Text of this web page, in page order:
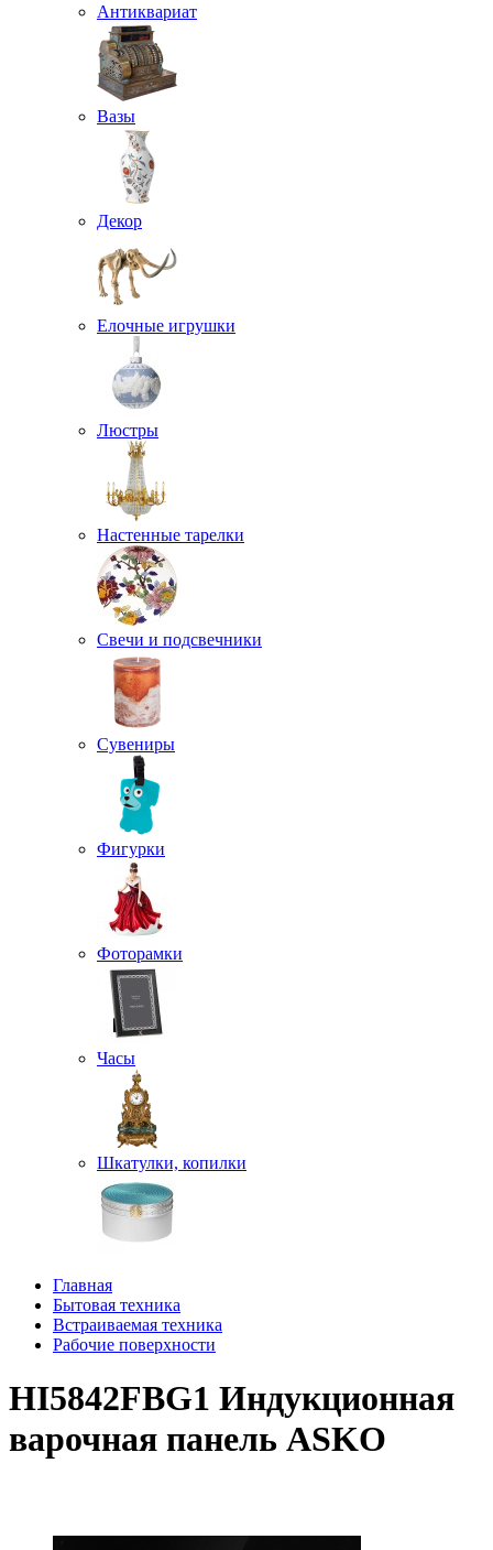
Антиквариат
Вазы
Декор
Елочные игрушки
Люстры
Настенные тарелки
Свечи и подсвечники
Сувениры
Фигурки
Фоторамки
Часы
Шкатулки, копилки
Главная
Бытовая техника
Встраиваемая техника
Рабочие поверхности
HI5842FBG1 Индукционная
варочная панель ASKO